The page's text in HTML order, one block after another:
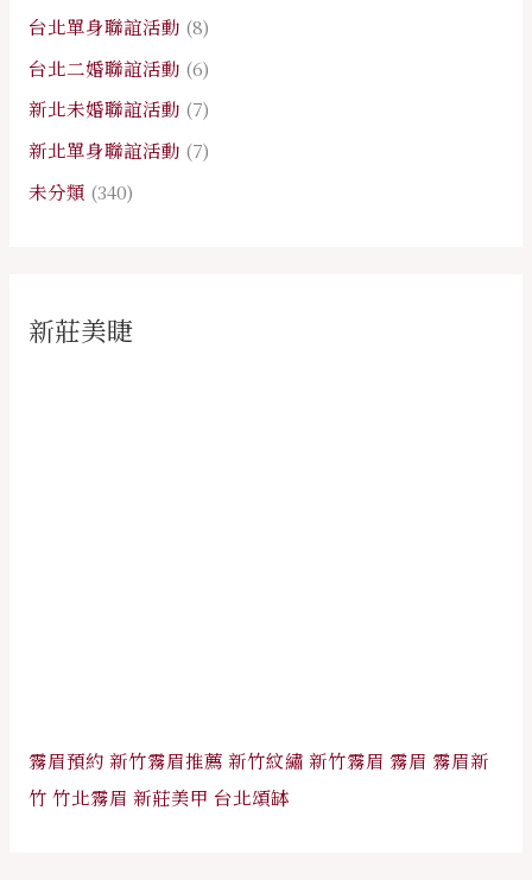
台北單身聯誼活動 (8)
台北二婚聯誼活動 (6)
新北未婚聯誼活動 (7)
新北單身聯誼活動 (7)
未分類 (340)
新莊美睫
霧眉預約 新竹霧眉推薦 新竹紋繡 新竹霧眉 霧眉 霧眉新
竹 竹北霧眉 新莊美甲 台北頌缽